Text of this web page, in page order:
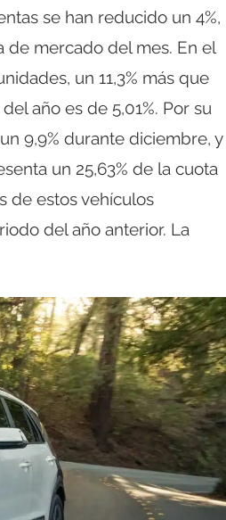
se han reducido un 4%,
de mercado del mes. En el
un 11,3% más que
año es de 5,01%. Por su
9,9% durante diciembre, y
un 25,63% de la cuota
de estos vehículos
del año anterior. La